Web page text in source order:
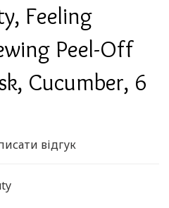
Feeling
Peel-Off
Cucumber, 6
відгук